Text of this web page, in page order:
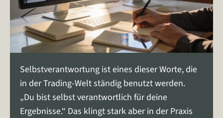
Selbstverantwortung ist eines dieser Worte, die
in der Trading-Welt ständig benutzt werden.
„Du bist selbst verantwortlich für deine
Ergebnisse.“ Das klingt stark aber in der Praxis